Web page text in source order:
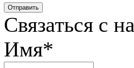
Связаться с
Имя*